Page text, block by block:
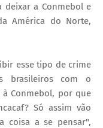
deixar a Conmebol e
América do Norte,
esse tipo de crime
brasileiros com o
Conmebol, por que
Só assim vão
coisa a se pensar",